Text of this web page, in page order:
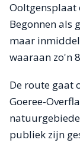
Ooltgensplaat
Begonnen als
maar
waaraan zo'n
De route gaat
Goeree-
publiek zijn